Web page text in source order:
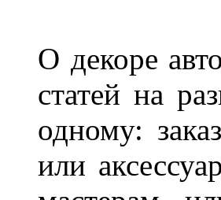
О декоре
статей на
одному:
или